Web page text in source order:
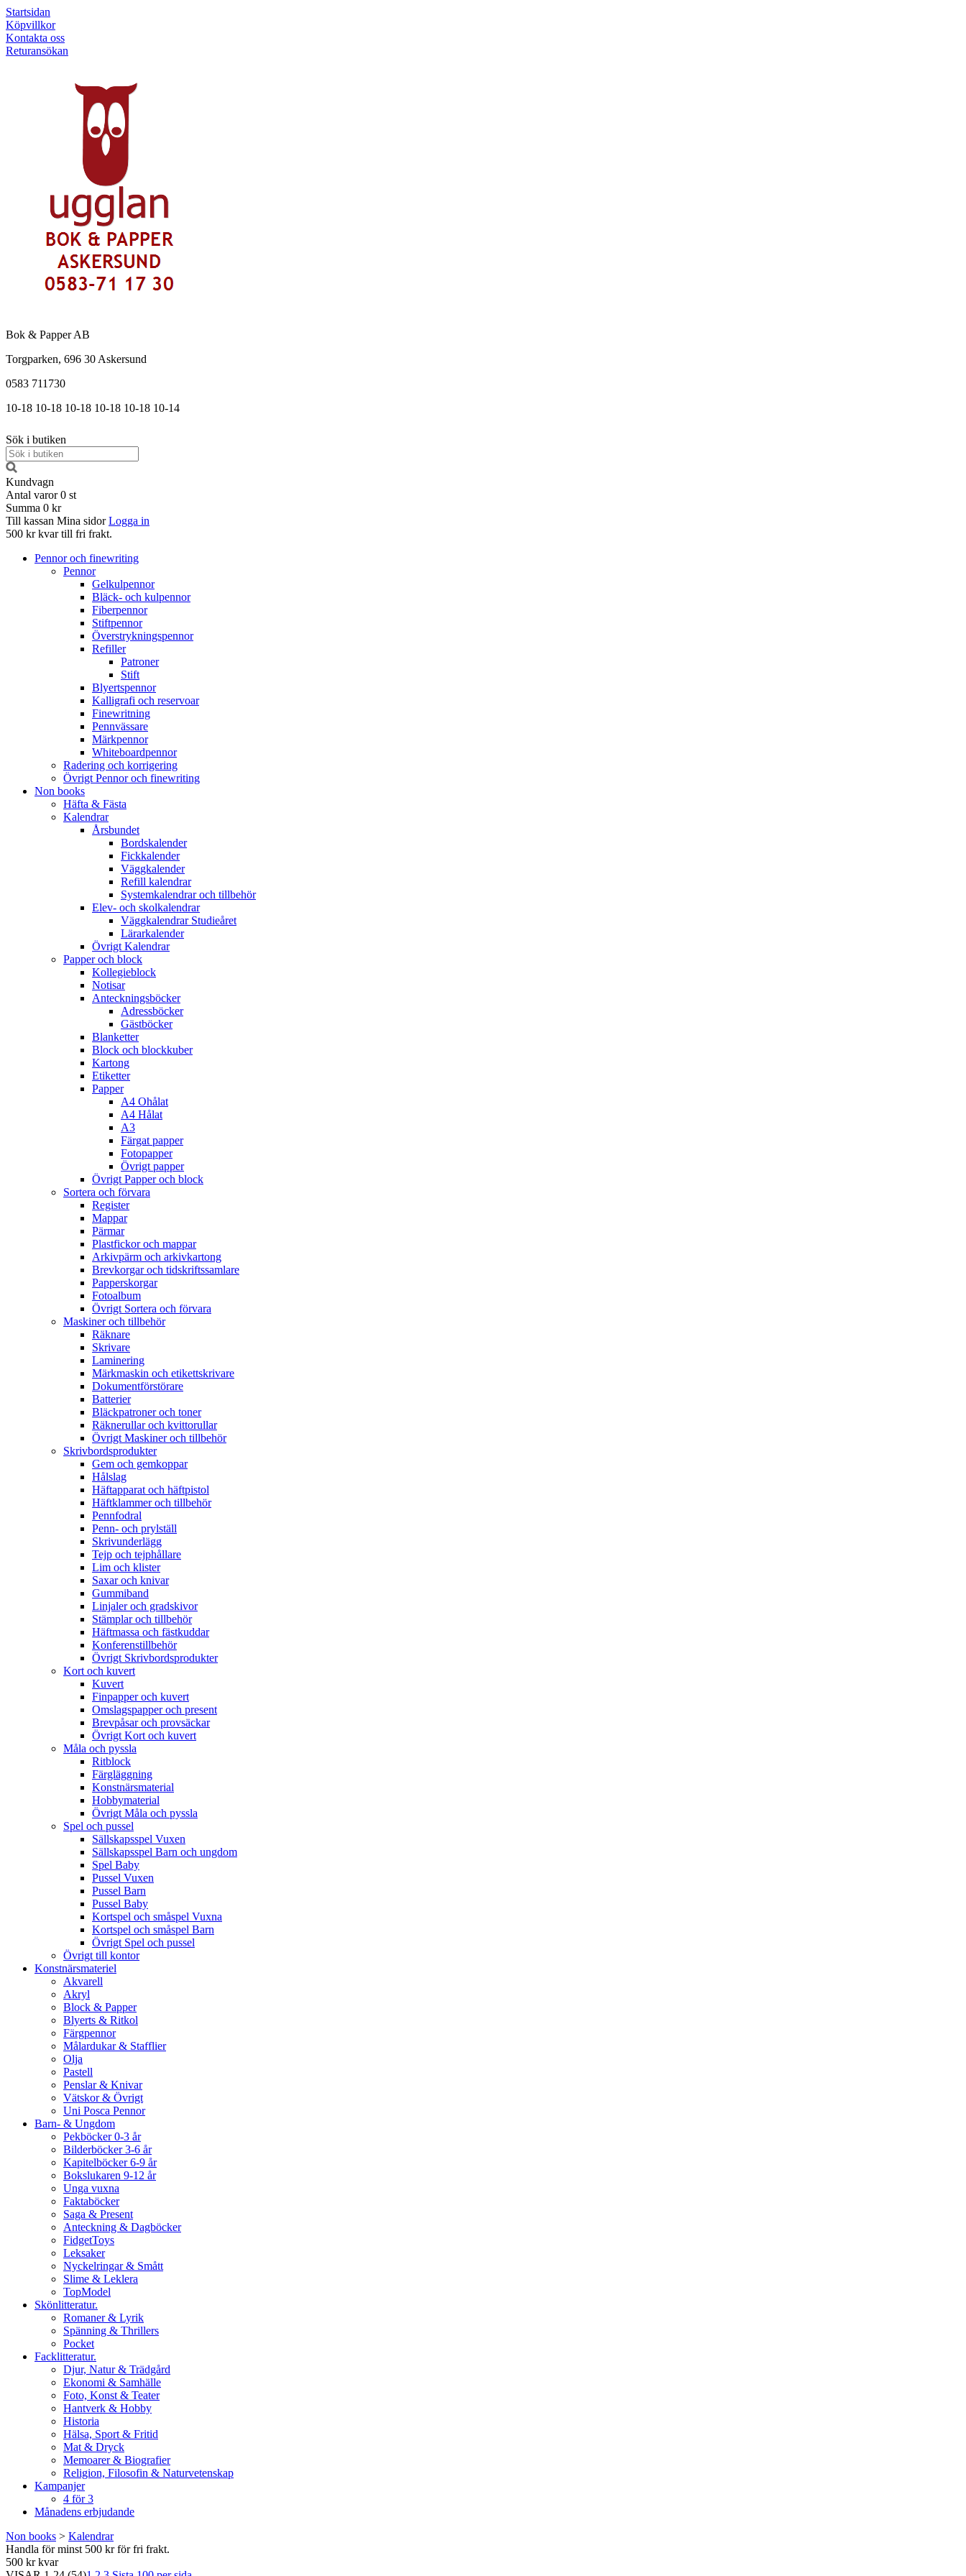
Startsidan
Köpvillkor
Kontakta oss
Returansökan
Bok & Papper AB
Torgparken, 696 30 Askersund
0583 711730
10-18 10-18 10-18 10-18 10-18 10-14
Sök i butiken
Kundvagn
Antal varor 0 st
Summa 0 kr
Till kassan Mina sidor Logga in
500 kr kvar till fri frakt.
Pennor och finewriting
Pennor
Gelkulpennor
Bläck- och kulpennor
Fiberpennor
Stiftpennor
Överstrykningspennor
Refiller
Patroner
Stift
Blyertspennor
Kalligrafi och reservoar
Finewritning
Pennvässare
Märkpennor
Whiteboardpennor
Radering och korrigering
Övrigt Pennor och finewriting
Non books
Häfta & Fästa
Kalendrar
Årsbundet
Bordskalender
Fickkalender
Väggkalender
Refill kalendrar
Systemkalendrar och tillbehör
Elev- och skolkalendrar
Väggkalendrar Studieåret
Lärarkalender
Övrigt Kalendrar
Papper och block
Kollegieblock
Notisar
Anteckningsböcker
Adressböcker
Gästböcker
Blanketter
Block och blockkuber
Kartong
Etiketter
Papper
A4 Ohålat
A4 Hålat
A3
Färgat papper
Fotopapper
Övrigt papper
Övrigt Papper och block
Sortera och förvara
Register
Mappar
Pärmar
Plastfickor och mappar
Arkivpärm och arkivkartong
Brevkorgar och tidskriftssamlare
Papperskorgar
Fotoalbum
Övrigt Sortera och förvara
Maskiner och tillbehör
Räknare
Skrivare
Laminering
Märkmaskin och etikettskrivare
Dokumentförstörare
Batterier
Bläckpatroner och toner
Räknerullar och kvittorullar
Övrigt Maskiner och tillbehör
Skrivbordsprodukter
Gem och gemkoppar
Hålslag
Häftapparat och häftpistol
Häftklammer och tillbehör
Pennfodral
Penn- och prylställ
Skrivunderlägg
Tejp och tejphållare
Lim och klister
Saxar och knivar
Gummiband
Linjaler och gradskivor
Stämplar och tillbehör
Häftmassa och fästkuddar
Konferenstillbehör
Övrigt Skrivbordsprodukter
Kort och kuvert
Kuvert
Finpapper och kuvert
Omslagspapper och present
Brevpåsar och provsäckar
Övrigt Kort och kuvert
Måla och pyssla
Ritblock
Färgläggning
Konstnärsmaterial
Hobbymaterial
Övrigt Måla och pyssla
Spel och pussel
Sällskapsspel Vuxen
Sällskapsspel Barn och ungdom
Spel Baby
Pussel Vuxen
Pussel Barn
Pussel Baby
Kortspel och småspel Vuxna
Kortspel och småspel Barn
Övrigt Spel och pussel
Övrigt till kontor
Konstnärsmateriel
Akvarell
Akryl
Block & Papper
Blyerts & Ritkol
Färgpennor
Målardukar & Stafflier
Olja
Pastell
Penslar & Knivar
Vätskor & Övrigt
Uni Posca Pennor
Barn- & Ungdom
Pekböcker 0-3 år
Bilderböcker 3-6 år
Kapitelböcker 6-9 år
Bokslukaren 9-12 år
Unga vuxna
Faktaböcker
Saga & Present
Anteckning & Dagböcker
FidgetToys
Leksaker
Nyckelringar & Smått
Slime & Leklera
TopModel
Skönlitteratur.
Romaner & Lyrik
Spänning & Thrillers
Pocket
Facklitteratur.
Djur, Natur & Trädgård
Ekonomi & Samhälle
Foto, Konst & Teater
Hantverk & Hobby
Historia
Hälsa, Sport & Fritid
Mat & Dryck
Memoarer & Biografier
Religion, Filosofin & Naturvetenskap
Kampanjer
4 för 3
Månadens erbjudande
Non books > Kalendrar
Handla för minst 500 kr för fri frakt.
500 kr kvar